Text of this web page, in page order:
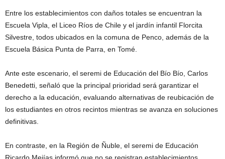
Entre los establecimientos con daños totales se encuentran la
Escuela Vipla, el Liceo Ríos de Chile y el jardín infantil Florcita
Silvestre, todos ubicados en la comuna de Penco, además de la
Escuela Básica Punta de Parra, en Tomé.
Ante este escenario, el seremi de Educación del Bío Bío, Carlos
Benedetti, señaló que la principal prioridad será garantizar el
derecho a la educación, evaluando alternativas de reubicación de
los estudiantes en otros recintos mientras se avanza en soluciones
definitivas.
En contraste, en la Región de Ñuble, el seremi de Educación